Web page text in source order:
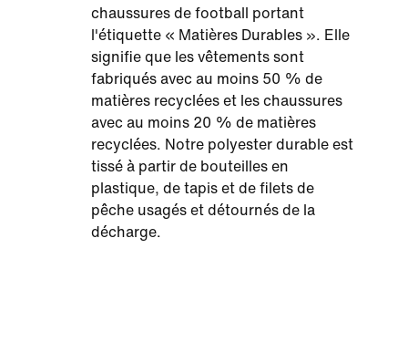
chaussures de football portant
l'étiquette « Matières Durables ». Elle
signifie que les vêtements sont
fabriqués avec au moins 50 % de
matières recyclées et les chaussures
avec au moins 20 % de matières
recyclées. Notre polyester durable est
tissé à partir de bouteilles en
plastique, de tapis et de filets de
pêche usagés et détournés de la
décharge.